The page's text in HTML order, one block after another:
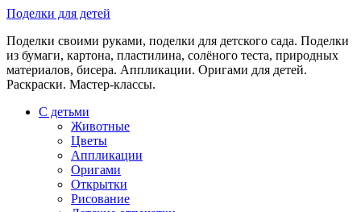
Skip
content
Поделки для детей
Поделки своими руками, поделки для детского сада. Поделки
из бумаги, картона, пластилина, солёного теста, природных
материалов, бисера. Аппликации. Оригами для детей.
Раскраски. Мастер-классы.
С детьми
Животные
Цветы
Аппликации
Оригами
Открытки
Рисование